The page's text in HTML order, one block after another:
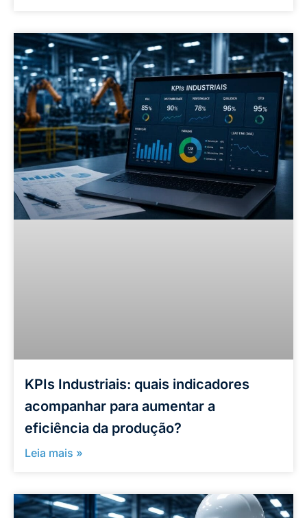
KPIs Industriais: quais indicadores
acompanhar para aumentar a
eficiência da produção?
Leia mais »